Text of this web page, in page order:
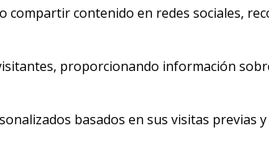
compartir contenido en redes sociales,
proporcionando información
basados en sus visitas previas